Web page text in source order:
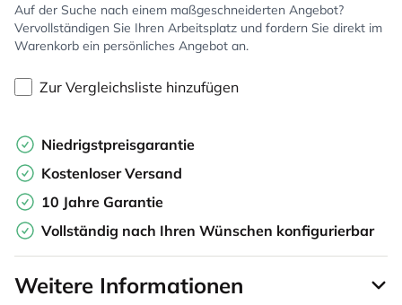
Auf der Suche nach einem maßgeschneiderten Angebot?
Vervollständigen Sie Ihren Arbeitsplatz und fordern Sie direkt im
Warenkorb ein persönliches Angebot an.
Zur Vergleichsliste hinzufügen
Niedrigstpreisgarantie
Kostenloser Versand
10 Jahre Garantie
Vollständig nach Ihren Wünschen konfigurierbar
Weitere Informationen